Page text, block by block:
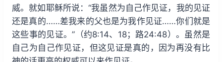
威。就如耶稣所说：“我虽然为自己作见证，我的见证
还是真的……差我来的父也是为我作见证……你们就是
这些事的见证。”（约8:14、18；路24:48）。虽然是
自己为自己作见证，但这见证是真的，因为再没有比